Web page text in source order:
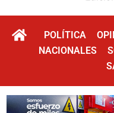
POLÍTICA
NACIONALES